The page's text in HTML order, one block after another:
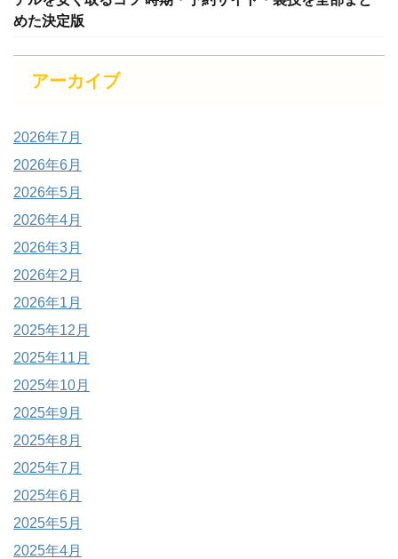
めた決定版
アーカイブ
2026年7月
2026年6月
2026年5月
2026年4月
2026年3月
2026年2月
2026年1月
2025年12月
2025年11月
2025年10月
2025年9月
2025年8月
2025年7月
2025年6月
2025年5月
2025年4月